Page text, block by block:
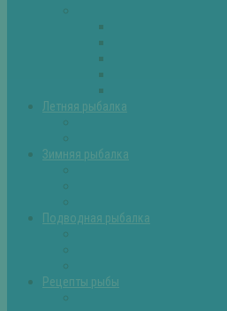
Летняя рыбалка
Зимняя рыбалка
Подводная рыбалка
Рецепты рыбы